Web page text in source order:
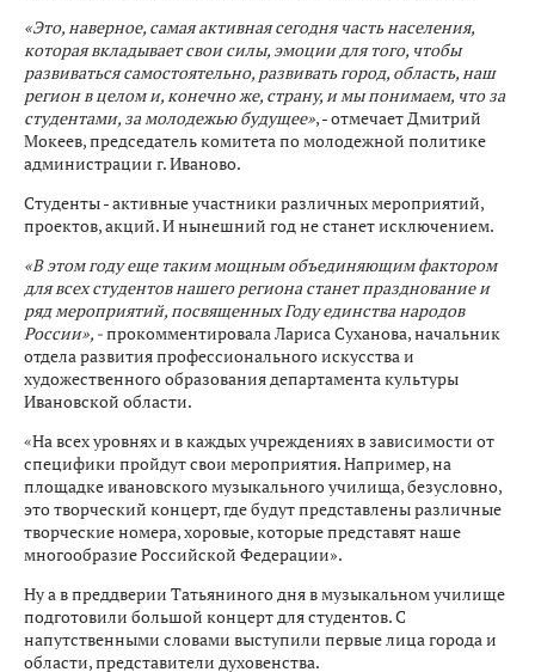
«Это, наверное, самая активная сегодня часть населения,
которая вкладывает свои силы, эмоции для того, чтобы
развиваться самостоятельно, развивать город, область, наш
регион в целом и, конечно же, страну, и мы понимаем, что за
студентами, за молодежью будущее», - отмечает Дмитрий
Мокеев, председатель комитета по молодежной политике
администрации г. Иваново.
Студенты - активные участники различных мероприятий,
проектов, акций. И нынешний год не станет исключением.
«В этом году еще таким мощным объединяющим фактором
для всех студентов нашего региона станет празднование и
ряд мероприятий, посвященных Году единства народов
России», -прокомментировала Лариса Суханова, начальник
отдела развития профессионального искусства и
художественного образования департамента культуры
Ивановской области.
«На всех уровнях и в каждых учреждениях в зависимости от
специфики пройдут свои мероприятия. Например, на
площадке ивановского музыкального училища, безусловно,
это творческий концерт, где будут представлены различные
творческие номера, хоровые, которые представят наше
многообразие Российской Федерации».
Ну а в преддверии Татьяниного дня в музыкальном училище
подготовили большой концерт для студентов. С
напутственными словами выступили первые лица города и
области, представители духовенства.